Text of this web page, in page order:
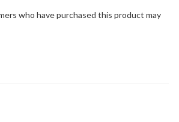
who have purchased this product may